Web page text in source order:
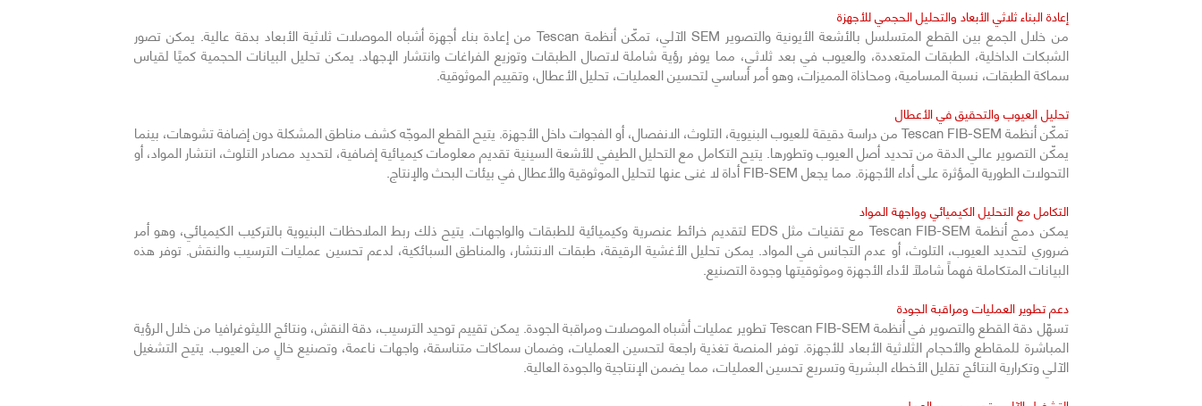
إعادة البناء ثلاثي الأبعاد والتحليل الحجمي للأجهزة
من خلال الجمع بين القطع المتسلسل بالأشعة الأيونية والتصوير SEM الآلي، تمكّن أنظمة Tescan من إعادة بناء أجهزة أشباه الموصلات ثلاثية الأبعاد بدقة عالية. يمكن تصور
الشبكات الداخلية، الطبقات المتعددة، والعيوب في بعد ثلاثي، مما يوفر رؤية شاملة لاتصال الطبقات وتوزيع الفراغات وانتشار الإجهاد. يمكن تحليل البيانات الحجمية كميًا لقياس
سماكة الطبقات، نسبة المسامية، ومحاذاة المميزات، وهو أمر أساسي لتحسين العمليات، تحليل الأعطال، وتقييم الموثوقية.
تحليل العيوب والتحقيق في الأعطال
تمكّن أنظمة Tescan FIB-SEM من دراسة دقيقة للعيوب البنيوية، التلوث، الانفصال، أو الفجوات داخل الأجهزة. يتيح القطع الموجّه كشف مناطق المشكلة دون إضافة تشوهات، بينما
يمكّن التصوير عالي الدقة من تحديد أصل العيوب وتطورها. يتيح التكامل مع التحليل الطيفي للأشعة السينية تقديم معلومات كيميائية إضافية، لتحديد مصادر التلوث، انتشار المواد، أو
التحولات الطورية المؤثرة على أداء الأجهزة. مما يجعل FIB-SEM أداة لا غنى عنها لتحليل الموثوقية والأعطال في بيئات البحث والإنتاج.
التكامل مع التحليل الكيميائي وواجهة المواد
يمكن دمج أنظمة Tescan FIB-SEM مع تقنيات مثل EDS لتقديم خرائط عنصرية وكيميائية للطبقات والواجهات. يتيح ذلك ربط الملاحظات البنيوية بالتركيب الكيميائي، وهو أمر
ضروري لتحديد العيوب، التلوث، أو عدم التجانس في المواد. يمكن تحليل الأغشية الرقيقة، طبقات الانتشار، والمناطق السبائكية، لدعم تحسين عمليات الترسيب والنقش. توفر هذه
البيانات المتكاملة فهماً شاملاً لأداء الأجهزة وموثوقيتها وجودة التصنيع.
دعم تطوير العمليات ومراقبة الجودة
تسهّل دقة القطع والتصوير في أنظمة Tescan FIB-SEM تطوير عمليات أشباه الموصلات ومراقبة الجودة. يمكن تقييم توحيد الترسيب، دقة النقش، ونتائج الليثوغرافيا من خلال الرؤية
المباشرة للمقاطع والأحجام الثلاثية الأبعاد للأجهزة. توفر المنصة تغذية راجعة لتحسين العمليات، وضمان سماكات متناسقة، واجهات ناعمة، وتصنيع خالٍ من العيوب. يتيح التشغيل
الآلي وتكرارية النتائج تقليل الأخطاء البشرية وتسريع تحسين العمليات، مما يضمن الإنتاجية والجودة العالية.